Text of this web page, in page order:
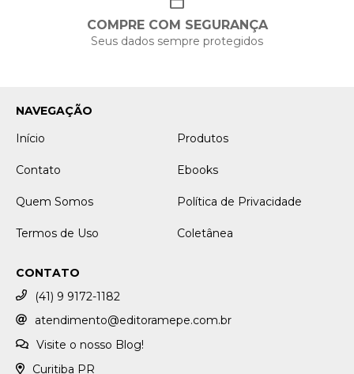
COMPRE COM SEGURANÇA
Seus dados sempre protegidos
NAVEGAÇÃO
Início
Produtos
Contato Ebooks
Quem Somos Política de Privacidade
Termos de Uso Coletânea
CONTATO
(41) 9 9172-1182
atendimento@editoramepe.com.br
Visite o nosso Blog!
Curitiba PR